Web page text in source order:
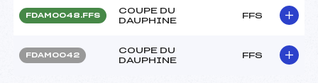
FDAM0048.FFS
COUPE DU
DAUPHINE
FFS
FDAM0042
COUPE DU
DAUPHINE
FFS